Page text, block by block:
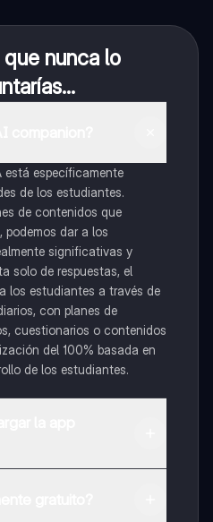
que nunca lo
está específicamente
de los estudiantes.
de contenidos que
podemos dar a los
significativas y
solo de respuestas, el
los estudiantes a través de
con planes de
cuestionarios o contenidos
del 100% basada en
de los estudiantes.